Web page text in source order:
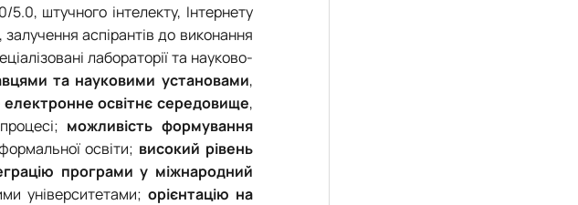
штучного інтелекту, Інтернету
залучення аспірантів до виконання
лабораторії та науково-
та науковими установами,
освітнє середовище,
можливість формування
освіти; високий рівень
програми у міжнародний
університетами; орієнтацію на